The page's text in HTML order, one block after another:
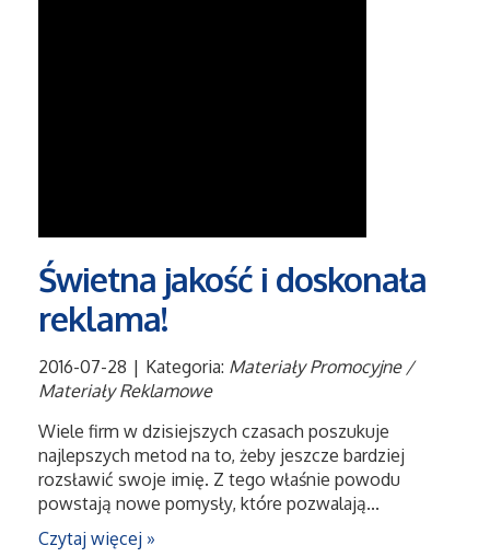
Świetna jakość i doskonała
reklama!
2016-07-28 | Kategoria: Materiały Promocyjne /
Materiały Reklamowe
Wiele firm w dzisiejszych czasach poszukuje
najlepszych metod na to, żeby jeszcze bardziej
rozsławić swoje imię. Z tego właśnie powodu
powstają nowe pomysły, które pozwalają...
Czytaj więcej »